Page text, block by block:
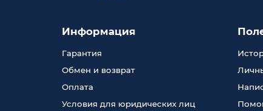
Информация
Гарантия
Обмен и возврат
Оплата
Условия для юридических лиц